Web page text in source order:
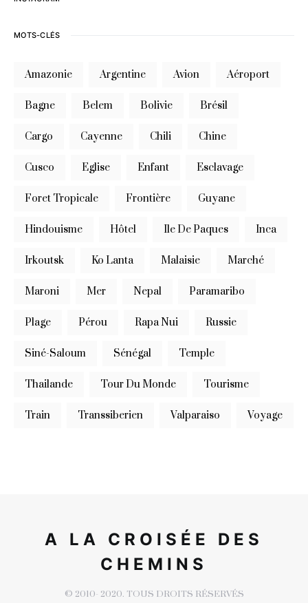
MOTS-CLÉS
Amazonie Argentine Avion Aéroport
Bagne Belem Bolivie Brésil
Cargo Cayenne Chili Chine
Cusco Eglise Enfant Esclavage
Foret Tropicale Frontière Guyane
Hindouisme Hôtel Ile De Paques Inca
Irkoutsk Ko Lanta Malaisie Marché
Maroni Mer Nepal Paramaribo
Plage Pérou Rapa Nui Russie
Siné-Saloum Sénégal Temple
Thailande Tour Du Monde Tourisme
Train Transsiberien Valparaiso Voyage
A LA CROISÉE DES
CHEMINS
© 2010- 2020. TOUS DROITS RÉSERVÉS